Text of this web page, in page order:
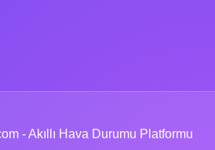
- Akıllı Hava Durumu Platformu